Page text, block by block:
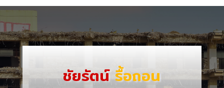
ชัยรัตน์รื้อถอน